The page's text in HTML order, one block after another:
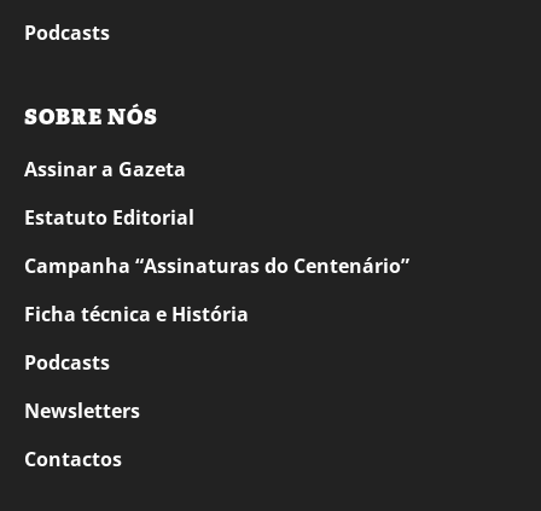
Podcasts
SOBRE NÓS
Assinar a Gazeta
Estatuto Editorial
Campanha “Assinaturas do Centenário”
Ficha técnica e História
Podcasts
Newsletters
Contactos